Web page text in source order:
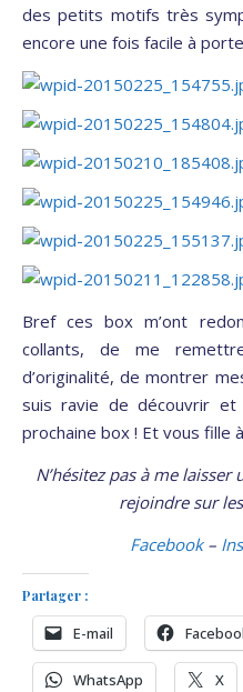
des petits motifs très
encore une fois facile à
Bref ces box m’ont
collants, de me
d’originalité, de montrer
suis ravie de découvrir
prochaine box ! Et vous fille
N’hésitez pas à me
rejoindre sur
Facebook–
Partager :
E-mail
WhatsApp X